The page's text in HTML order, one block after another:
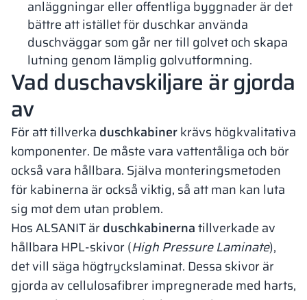
anläggningar eller offentliga byggnader är det
bättre att istället för duschkar använda
duschväggar som går ner till golvet och skapa
lutning genom lämplig golvutformning.
Vad duschavskiljare är gjorda
av
För att tillverka duschkabinerkrävs högkvalitativa
komponenter. De måste vara vattentåliga och bör
också vara hållbara. Själva monteringsmetoden
för kabinerna är också viktig, så att man kan luta
sig mot dem utan problem.
Hos ALSANIT ärduschkabinernatillverkade av
hållbara HPL-skivor (High Pressure Laminate),
det vill säga högtryckslaminat. Dessa skivor är
gjorda av cellulosafibrer impregnerade med harts,